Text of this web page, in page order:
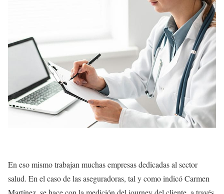
En eso mismo trabajan muchas empresas dedicadas al sector
salud. En el caso de las aseguradoras, tal y como indicó Carmen